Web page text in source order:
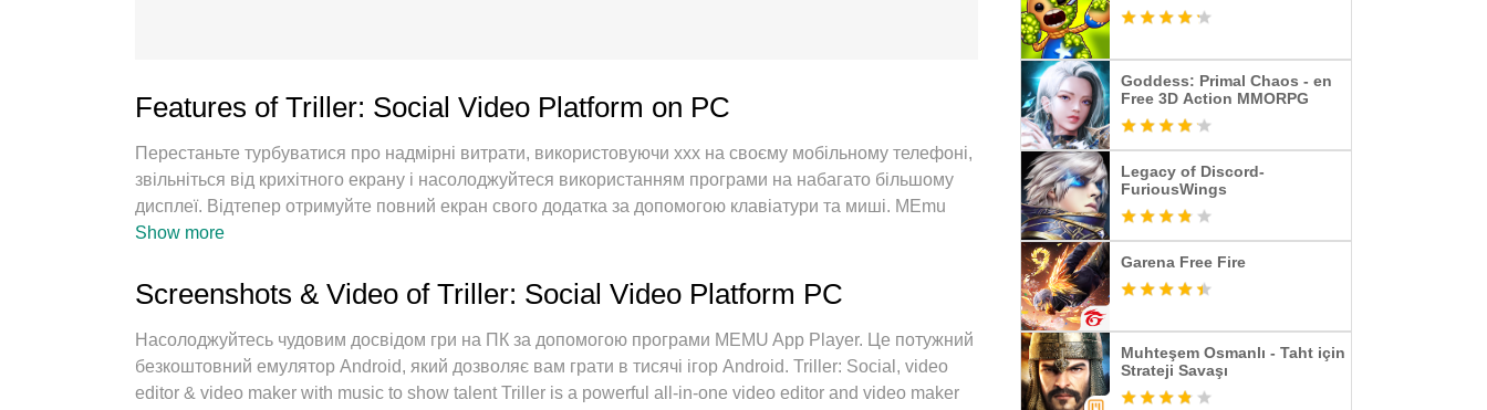
Features of Triller: Social Video Platform on PC
Перестаньте турбуватися про надмірні витрати, використовуючи ххх на своєму мобільному телефоні,
звільніться від крихітного екрану і насолоджуйтеся використанням програми на набагато більшому
дисплеї. Відтепер отримуйте повний екран свого додатка за допомогою клавіатури та миші. MEmu
пропонує вам усі дивовижні функції, які ви очікували: швидка установка та просте налаштування,
тривожних дзвінків. Зовсім новий MEmu 9 – найкращий вибір для використання Єдина Школа на
одночасно дозволяє відкрити 2 або більше рахунків. І найголовніше, наш ексклюзивний емуляційний
двигун може вивільнити весь потенціал вашого ПК, зробити все гладким і приємним.
Show more
Screenshots & Video of Triller: Social Video Platform PC
Насолоджуйтесь чудовим досвідом гри на ПК за допомогою програми MEMU App Player. Це потужний
безкоштовний емулятор Android, який дозволяє вам грати в тисячі ігор Android. Triller: Social, video
editor & video maker with music to show talent Triller is a powerful all-in-one video editor and video maker
Goddess: Primal Chaos - en
Free 3D Action MMORPG
Legacy of Discord-
FuriousWings
Garena Free Fire
Muhteşem Osmanlı - Taht için
Strateji Savaşı